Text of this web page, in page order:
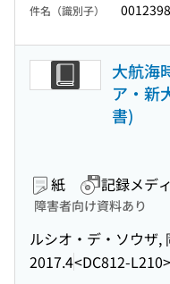
件名（識別子）
大航海
ア・新
書)
紙 記録メデ
障害者向け資料あり
ルシオ・デ・ソウザ,
2017.4<DC812-L210>